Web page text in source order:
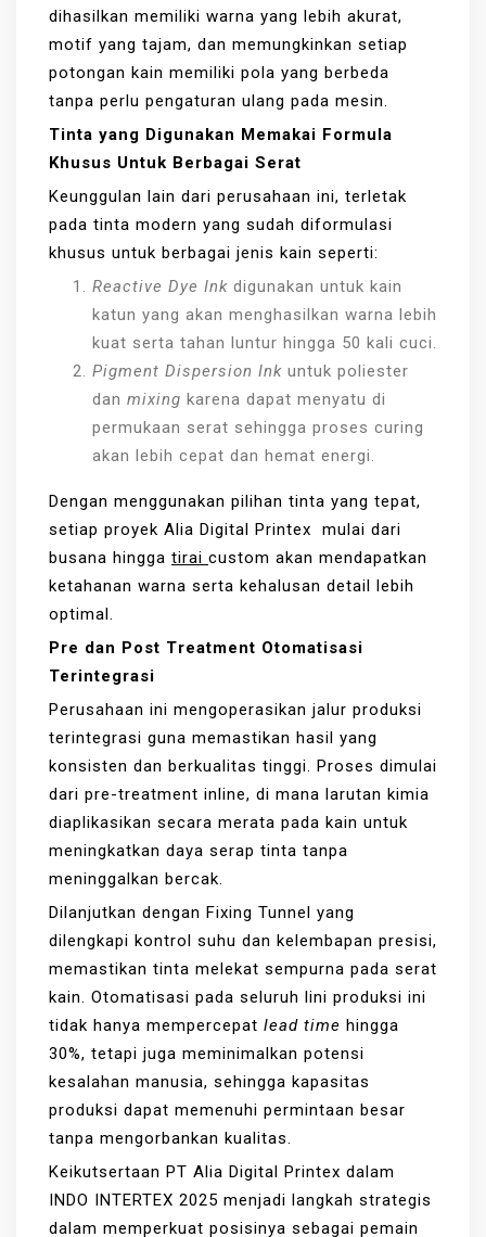
dihasilkan memiliki warna yang lebih akurat,
motif yang tajam, dan memungkinkan setiap
potongan kain memiliki pola yang berbeda
tanpa perlu pengaturan ulang pada mesin.
Tinta yang Digunakan Memakai Formula
Khusus Untuk Berbagai Serat
Keunggulan lain dari perusahaan ini, terletak
pada tinta modern yang sudah diformulasi
khusus untuk berbagai jenis kain seperti:
Reactive Dye Ink digunakan untuk kain
katun yang akan menghasilkan warna lebih
kuat serta tahan luntur hingga 50 kali cuci.
Pigment Dispersion Ink untuk poliester
dan mixing karena dapat menyatu di
permukaan serat sehingga proses curing
akan lebih cepat dan hemat energi.
Dengan menggunakan pilihan tinta yang tepat,
setiap proyek Alia Digital Printex mulai dari
busana hingga tirai custom akan mendapatkan
ketahanan warna serta kehalusan detail lebih
optimal.
Pre dan Post Treatment Otomatisasi
Terintegrasi
Perusahaan ini mengoperasikan jalur produksi
terintegrasi guna memastikan hasil yang
konsisten dan berkualitas tinggi. Proses dimulai
dari pre-treatment inline, di mana larutan kimia
diaplikasikan secara merata pada kain untuk
meningkatkan daya serap tinta tanpa
meninggalkan bercak.
Dilanjutkan dengan Fixing Tunnel yang
dilengkapi kontrol suhu dan kelembapan presisi,
memastikan tinta melekat sempurna pada serat
kain. Otomatisasi pada seluruh lini produksi ini
tidak hanya mempercepat lead time hingga
30%, tetapi juga meminimalkan potensi
kesalahan manusia, sehingga kapasitas
produksi dapat memenuhi permintaan besar
tanpa mengorbankan kualitas.
Keikutsertaan PT Alia Digital Printex dalam
INDO INTERTEX 2025 menjadi langkah strategis
dalam memperkuat posisinya sebagai pemain